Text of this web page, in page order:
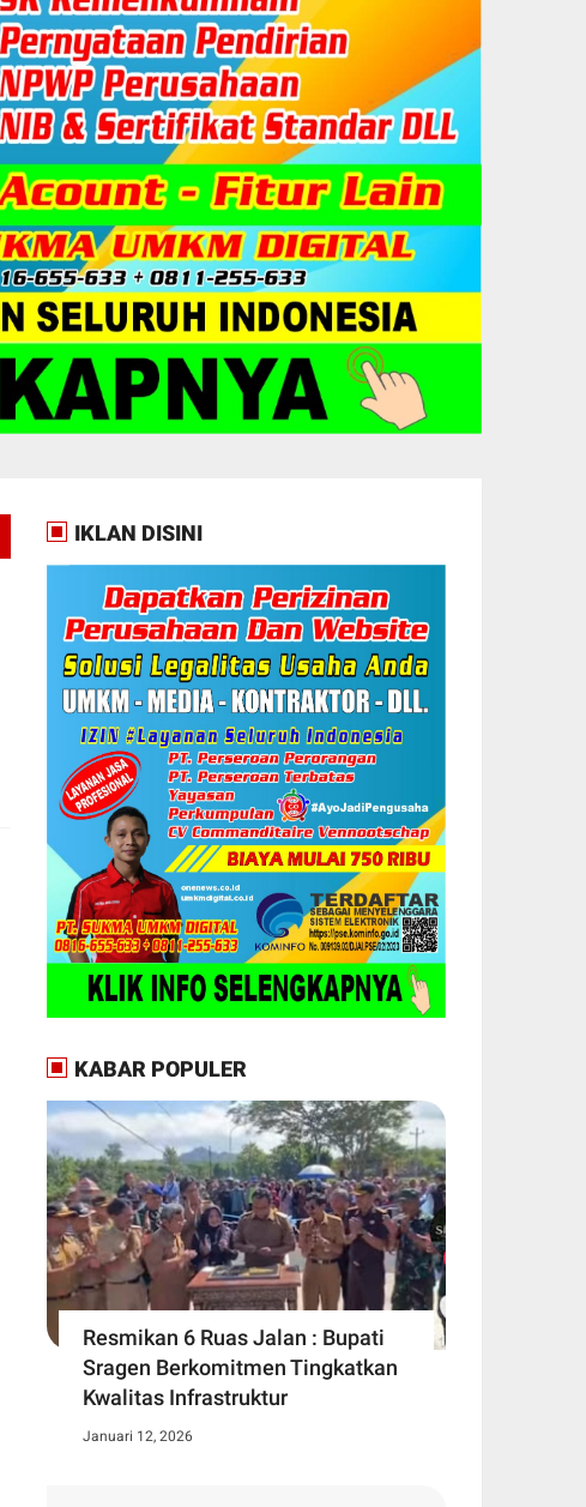
IKLAN DISINI
KABAR POPULER
Resmikan 6 Ruas Jalan : Bupati
Sragen Berkomitmen Tingkatkan
Kwalitas Infrastruktur
Januari 12, 2026